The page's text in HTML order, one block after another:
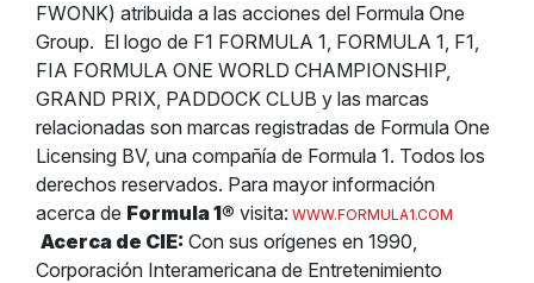
FWONK) atribuida a las acciones del Formula One
Group. El logo de F1 FORMULA 1, FORMULA 1, F1,
FIA FORMULA ONE WORLD CHAMPIONSHIP,
GRAND PRIX, PADDOCK CLUB y las marcas
relacionadas son marcas registradas de Formula One
Licensing BV, una compañía de Formula 1. Todos los
derechos reservados. Para mayor información
acerca de Formula 1® visita: WWW.FORMULA1.COM
Acerca de CIE: Con sus orígenes en 1990,
Corporación Interamericana de Entretenimiento